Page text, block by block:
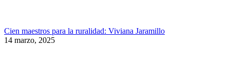
Cien maestros para la ruralidad: Viviana Jaramillo
14 marzo, 2025